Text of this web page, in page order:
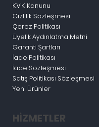
K.V.K. Kanunu
Gizlilik Sözleşmesi
Çerez Politikası
Üyelik Aydınlatma Metni
Garanti Şartları
İade Politikası
İade Sözleşmesi
Satış Politikası Sözleşmesi
Yeni Ürünler
HİZMETLER